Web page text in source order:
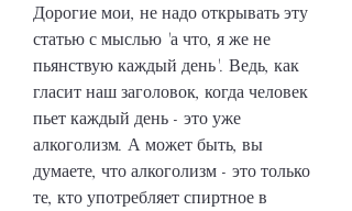
Дорогие мои, не надо открывать эту
статью с мыслью 'а что, я же не
пьянствую каждый день'. Ведь, как
гласит наш заголовок, когда человек
пьет каждый день - это уже
алкоголизм. А может быть, вы
думаете, что алкоголизм - это только
те, кто употребляет спиртное в